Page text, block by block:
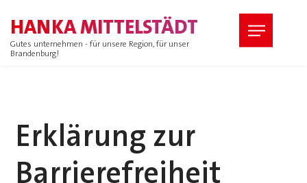
HANKA MITTELSTÄDT
Gutes unternehmen - für unsere Region, für unser
Brandenburg!
Erklärung zur
Barrierefreiheit